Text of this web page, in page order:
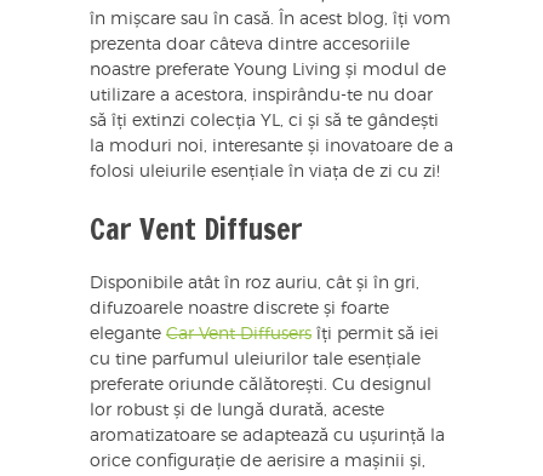
în mișcare sau în casă. În acest blog, îți vom
prezenta doar câteva dintre accesoriile
noastre preferate Young Living și modul de
utilizare a acestora, inspirându-te nu doar
să îți extinzi colecția YL, ci și să te gândești
la moduri noi, interesante și inovatoare de a
folosi uleiurile esențiale în viața de zi cu zi!
Car Vent Diffuser
Disponibile atât în roz auriu, cât și în gri,
difuzoarele noastre discrete și foarte
elegante Car Vent Diffusers îți permit să iei
cu tine parfumul uleiurilor tale esențiale
preferate oriunde călătorești. Cu designul
lor robust și de lungă durată, aceste
aromatizatoare se adaptează cu ușurință la
orice configurație de aerisire a mașinii și,